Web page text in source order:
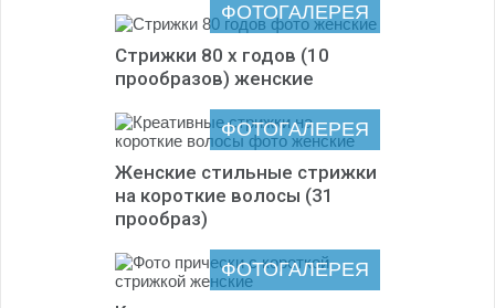
ФОТОГАЛЕРЕЯ
Стрижки 80 х годов (10
прообразов) женские
ФОТОГАЛЕРЕЯ
Женские стильные стрижки
на короткие волосы (31
прообраз)
ФОТОГАЛЕРЕЯ